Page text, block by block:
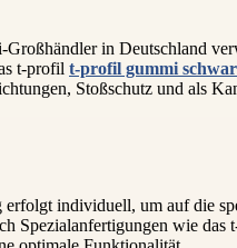
in Deutschland
t-profil t-profil gummi
Stoßschutz und als
individuell, um auf die
Spezialanfertigungen wie